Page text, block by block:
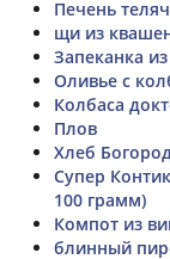
Печень
щи из
Запеканка
Оливье с
Колбаса
Плов
Хлеб
Супер
100 грамм)
Компот из
блинный